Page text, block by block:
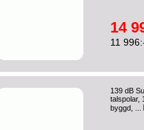
14
11
139 dB
talspolar,
byggd, ...